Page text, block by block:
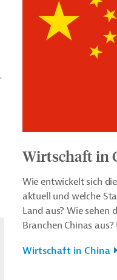
Wirtschaft in
Wie entwickelt sich
aktuell und welche
Land aus? Wie sehen
Branchen Chinas
Wirtschaft in China